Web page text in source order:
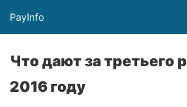
PayInfo
Что дают за третьего
2016 году